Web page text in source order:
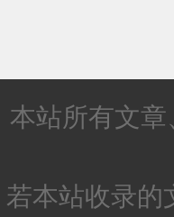
本站所有文
若本站收录的